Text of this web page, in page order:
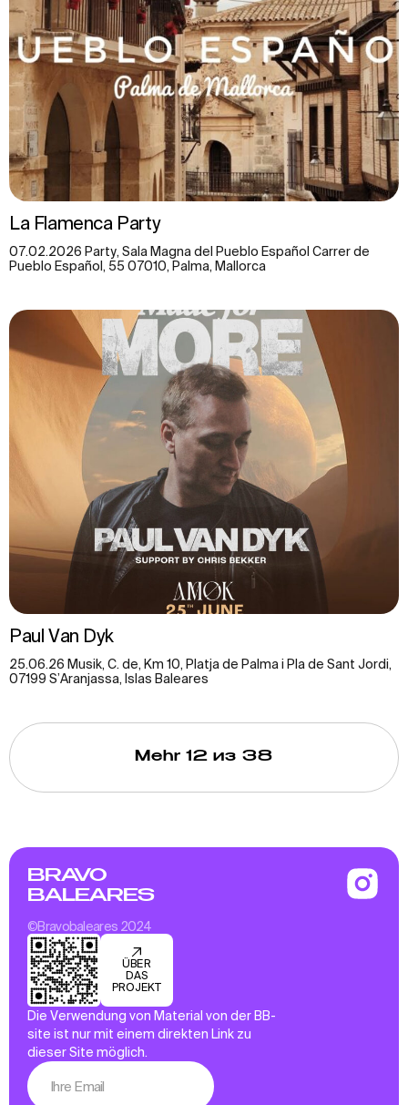
La Flamenca Party
07.02.2026 Party, Sala Magna del Pueblo Español Carrer de
Pueblo Español, 55 07010, Palma, Mallorca
Paul Van Dyk
25.06.26 Musik, C. de, Km 10, Platja de Palma i Pla de Sant Jordi,
07199 S’Aranjassa, Islas Baleares
Mehr 12 из 38
BRAVO
BALEARES
©Bravobaleares 2024
ÜBER
DAS
PROJEKT
Die Verwendung von Material von der BB-
site ist nur mit einem direkten Link zu
dieser Site möglich.